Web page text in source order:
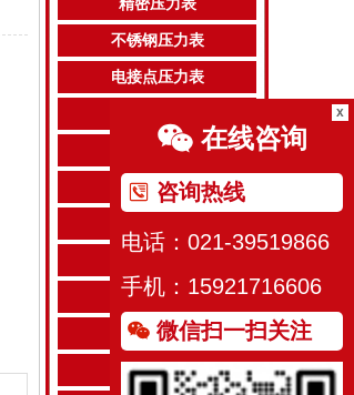
精密压力表
不锈钢压力表
电接点压力表
专用压力表
隔膜压力表
差压表
压力校验仪
压力控制器
x
在线咨询
咨询热线
电话：021-39519866
手机：15921716606
微信扫一扫关注